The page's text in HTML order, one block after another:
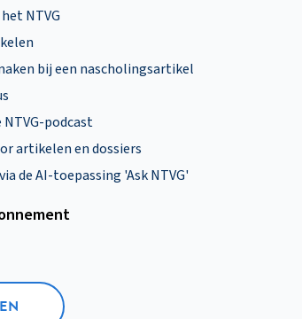
NTVG
bij een nascholingsartikel
podcast
artikelen en dossiers
de AI-toepassing 'Ask NTVG'